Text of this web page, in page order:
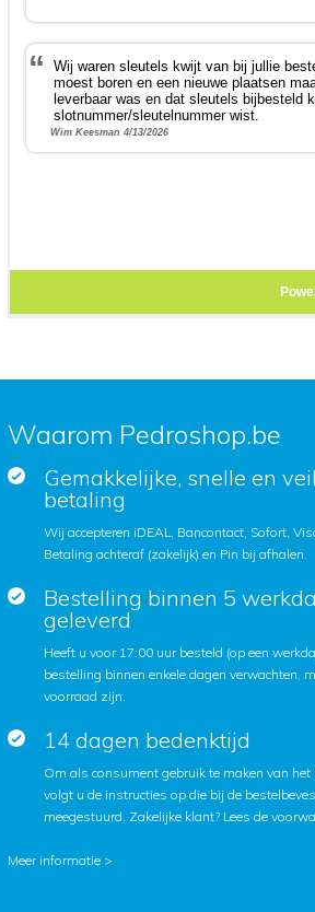
Waarom Pedroshop.be
Gemakkelijke, snelle en
betaling
Wij accepteren iDEAL, Bancontact, Sofort,
Betaling achteraf (zakelijk) en Pin bij afhalen.
Bestelling binnen 5
geleverd
Heeft u voor 17:00 uur besteld (op een
bestelling binnen enkele dagen verwachten,
voorraad zijn.
14 dagen bedenktijd
Om als consument gebruik te maken van het
volgt u de instructies op die bij de
meegestuurd. Zakelijke klant? Lees de
Meer informatie >